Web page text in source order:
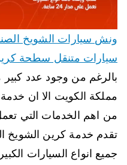
سيارات متنقل سطحة
بالرغم من وجود عدد
مملكة الكويت الا ان
من اهم الخدمات التي
تقدم خدمة كرين الشويخ
جميع انواع السيارات